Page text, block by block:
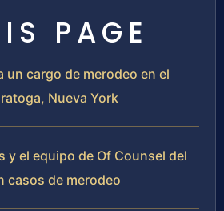
PAGE
un cargo de merodeo en el
Nueva York
y el equipo de Of Counsel del
casos de merodeo